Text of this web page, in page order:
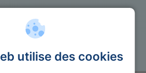
utilise des cookies